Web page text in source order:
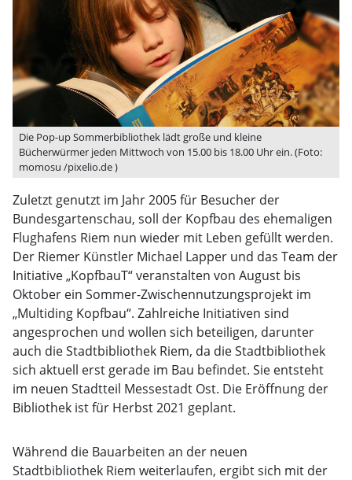
Die Pop-up Sommerbibliothek lädt große und kleine
Bücherwürmer jeden Mittwoch von 15.00 bis 18.00 Uhr ein. (Foto:
momosu /pixelio.de )
Zuletzt genutzt im Jahr 2005 für Besucher der
Bundesgartenschau, soll der Kopfbau des ehemaligen
Flughafens Riem nun wieder mit Leben gefüllt werden.
Der Riemer Künstler Michael Lapper und das Team der
Initiative „KopfbauT“ veranstalten von August bis
Oktober ein Sommer-Zwischennutzungsprojekt im
„Multiding Kopfbau“. Zahlreiche Initiativen sind
angesprochen und wollen sich beteiligen, darunter
auch die Stadtbibliothek Riem, da die Stadtbibliothek
sich aktuell erst gerade im Bau befindet. Sie entsteht
im neuen Stadtteil Messestadt Ost. Die Eröffnung der
Bibliothek ist für Herbst 2021 geplant.
Während die Bauarbeiten an der neuen
Stadtbibliothek Riem weiterlaufen, ergibt sich mit der